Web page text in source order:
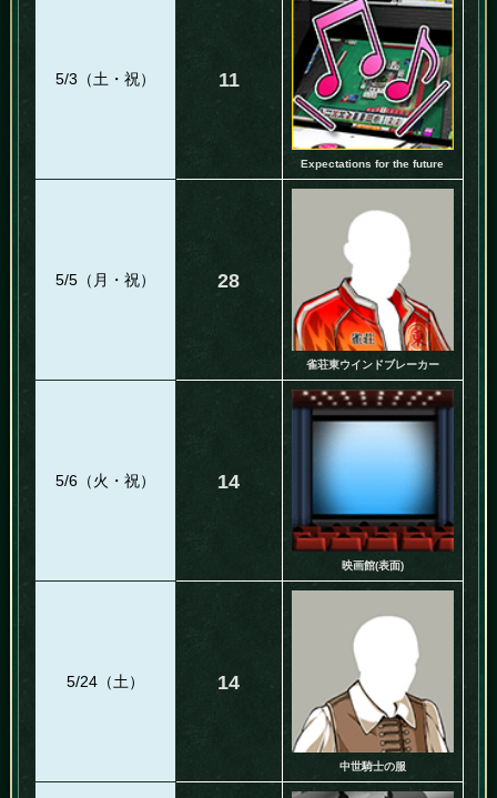
5/3（土・祝） 11
Expectations for the future
5/5（月・祝） 28
雀荘東ウインドブレーカー
5/6（火・祝） 14
映画館(表面)
5/24（土） 14
中世騎士の服